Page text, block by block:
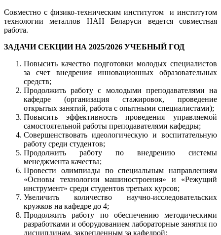
Совместно с физико-техническим институтом и институтом
технологии металлов НАН Беларуси ведется совместная
работа.
ЗАДАЧИ СЕКЦИИ НА 2025/2026 УЧЕБНЫЙ ГОД
Повысить качество подготовки молодых специалистов
за счет внедрения инновационных образовательных
средств;
Продолжить работу с молодыми преподавателями на
кафедре (организация стажировок, проведение
открытых занятий, работа с опытными специалистами);
Повысить эффективность проведения управляемой
самостоятельной работы преподавателями кафедры;
Совершенствовать идеологическую и воспитательную
работу среди студентов;
Продолжить работу по внедрению системы
менеджмента качества;
Провести олимпиады по специальным направлениям
«Основы технологии машиностроения» и «Режущий
инструмент» среди студентов третьих курсов;
Увеличить количество научно-исследовательских
кружков на кафедре до 4;
Продолжить работу по обеспечению методическими
разработками и оборудованием лабораторные занятия по
дисциплинам, закрепленным за кафедрой;